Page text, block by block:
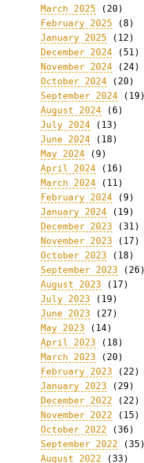
March 2025 (20)
February 2025 (8)
January 2025 (12)
December 2024 (51)
November 2024 (24)
October 2024 (20)
September 2024 (19)
August 2024 (6)
July 2024 (13)
June 2024 (18)
May 2024 (9)
April 2024 (16)
March 2024 (11)
February 2024 (9)
January 2024 (19)
December 2023 (31)
November 2023 (17)
October 2023 (18)
September 2023 (26)
August 2023 (17)
July 2023 (19)
June 2023 (27)
May 2023 (14)
April 2023 (18)
March 2023 (20)
February 2023 (22)
January 2023 (29)
December 2022 (22)
November 2022 (15)
October 2022 (36)
September 2022 (35)
August 2022 (33)